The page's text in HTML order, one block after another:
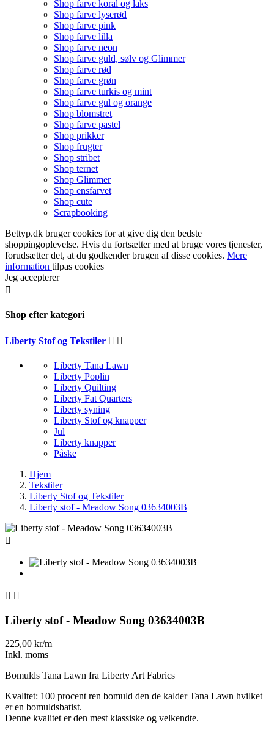
Shop farve koral og laks
Shop farve lyserød
Shop farve pink
Shop farve lilla
Shop farve neon
Shop farve guld, sølv og Glimmer
Shop farve rød
Shop farve grøn
Shop farve turkis og mint
Shop farve gul og orange
Shop blomstret
Shop farve pastel
Shop prikker
Shop frugter
Shop stribet
Shop ternet
Shop Glimmer
Shop ensfarvet
Shop cute
Scrapbooking
Bettyp.dk bruger cookies for at give dig den bedste
shoppingoplevelse. Hvis du fortsætter med at bruge vores tjenester,
forudsætter det, at du godkender brugen af disse cookies. Mere
information tilpas cookies
Jeg accepterer

Shop efter kategori
Liberty Stof og Tekstiler  
Liberty Tana Lawn
Liberty Poplin
Liberty Quilting
Liberty Fat Quarters
Liberty syning
Liberty Stof og knapper
Jul
Liberty knapper
Påske
Hjem
Tekstiler
Liberty Stof og Tekstiler
Liberty stof - Meadow Song 03634003B

 
Liberty stof - Meadow Song 03634003B
225,00 kr/m
Inkl. moms
Bomulds Tana Lawn fra Liberty Art Fabrics
Kvalitet: 100 procent ren bomuld den de kalder Tana Lawn hvilket
er en bomuldsbatist.
Denne kvalitet er den mest klassiske og velkendte.